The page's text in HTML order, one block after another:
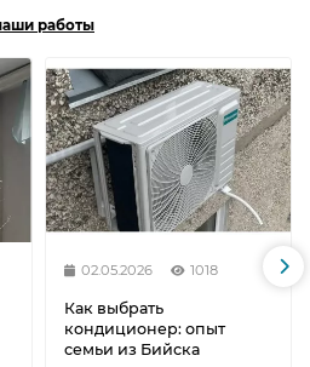
работы
02.05.2026 1018
Как выбрать
кондиционер: опыт
семьи из Бийска